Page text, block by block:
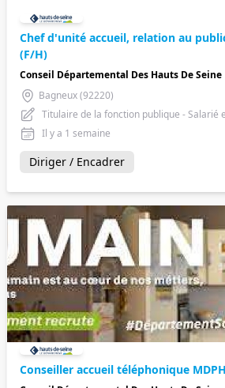
Chef d'unité accueil, relation au
(F/H)
Conseil Départemental Des Hauts De Seine
Bagneux (92220)
Titulaire de la fonction publique - Salarié
Il y a 1 semaine
Diriger / Encadrer
Conseiller accueil téléphonique